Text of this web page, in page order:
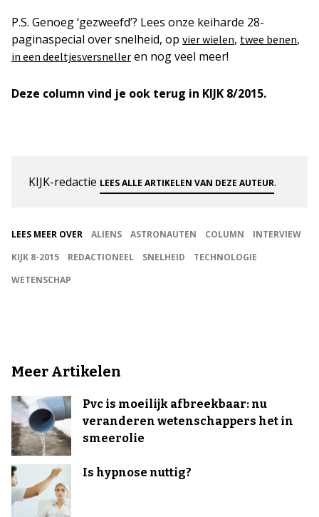
P.S. Genoeg ‘gezweefd’? Lees onze keiharde 28-
paginaspecial over snelheid, op vier wielen, twee benen,
in een deeltjesversneller en nog veel meer!
Deze column vind je ook terug in KIJK 8/2015.
KIJK-redactie LEES ALLE ARTIKELEN VAN DEZE AUTEUR.
LEES MEER OVER ALIENS ASTRONAUTEN COLUMN
INTERVIEW
KIJK 8-2015
REDACTIONEEL SNELHEID
TECHNOLOGIE
WETENSCHAP
Meer Artikelen
Pvc is moeilijk afbreekbaar: nu
veranderen wetenschappers het in
smeerolie
Is hypnose nuttig?